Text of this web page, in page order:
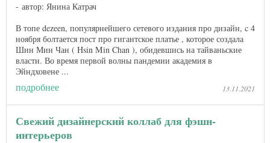
автор: Янина Катрач
В топе dezeen, популярнейшего сетевого издания про дизайн, c 4
ноября болтается пост про гигантское платье , которое создала
Шин Мин Чан ( Hsin Min Chan ), обидевшись на тайваньские
власти. Во время первой волны пандемии академия в
Эйндховене ...
подробнее 13.11.2021
Свежий дизайнерский коллаб для фэшн-
интерьеров